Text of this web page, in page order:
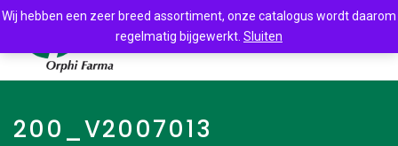
200_V2007013
Wij hebben een zeer breed assortiment, onze catalogus wordt daarom
regelmatig bijgewerkt. Sluiten